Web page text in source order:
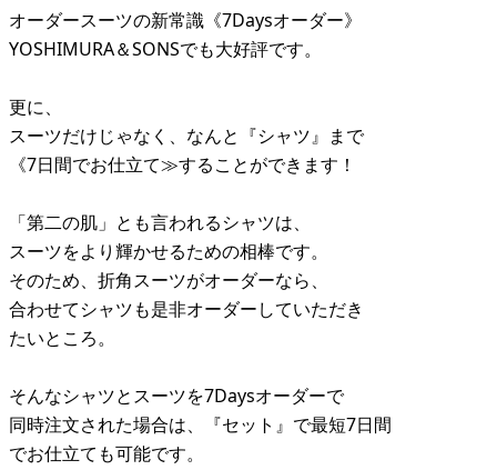
オーダースーツの新常識《7Daysオーダー》
YOSHIMURA＆SONSでも大好評です。
更に、
スーツだけじゃなく、なんと『シャツ』まで
《7日間でお仕立て≫することができます！
「第二の肌」とも言われるシャツは、
スーツをより輝かせるための相棒です。
そのため、折角スーツがオーダーなら、
合わせてシャツも是非オーダーしていただき
たいところ。
そんなシャツとスーツを7Daysオーダーで
同時注文された場合は、『セット』で最短7日間
でお仕立ても可能です。